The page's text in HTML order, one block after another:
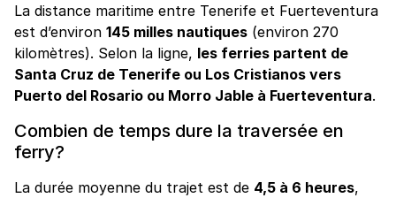
La distance maritime entre Tenerife et Fuerteventura
est d’environ 145 milles nautiques (environ 270
kilomètres). Selon la ligne, les ferries partent de
Santa Cruz de Tenerife ou Los Cristianos vers
Puerto del Rosario ou Morro Jable à Fuerteventura.
Combien de temps dure la traversée en
ferry?
La durée moyenne du trajet est de 4,5 à 6 heures,